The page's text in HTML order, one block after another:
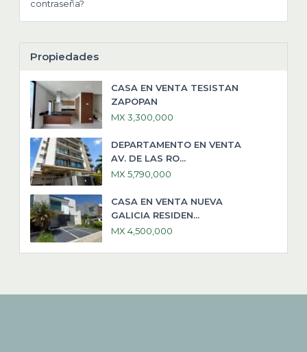
contraseña?
Propiedades
CASA EN VENTA TESISTAN
ZAPOPAN
MX 3,300,000
DEPARTAMENTO EN VENTA
AV. DE LAS RO...
MX 5,790,000
CASA EN VENTA NUEVA
GALICIA RESIDEN...
MX 4,500,000